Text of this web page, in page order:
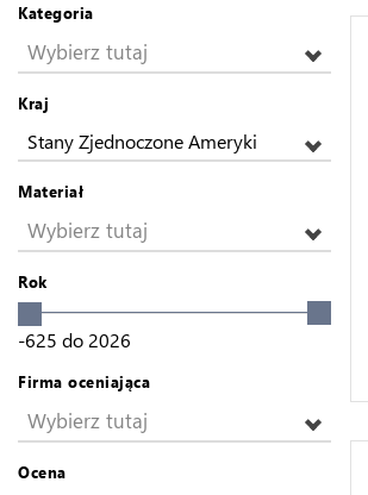
Kategoria
Wybierz tutaj
Kraj
Stany Zjednoczone Ameryki
Materiał
Wybierz tutaj
Rok
-625 do 2026
Firma oceniająca
Wybierz tutaj
Ocena